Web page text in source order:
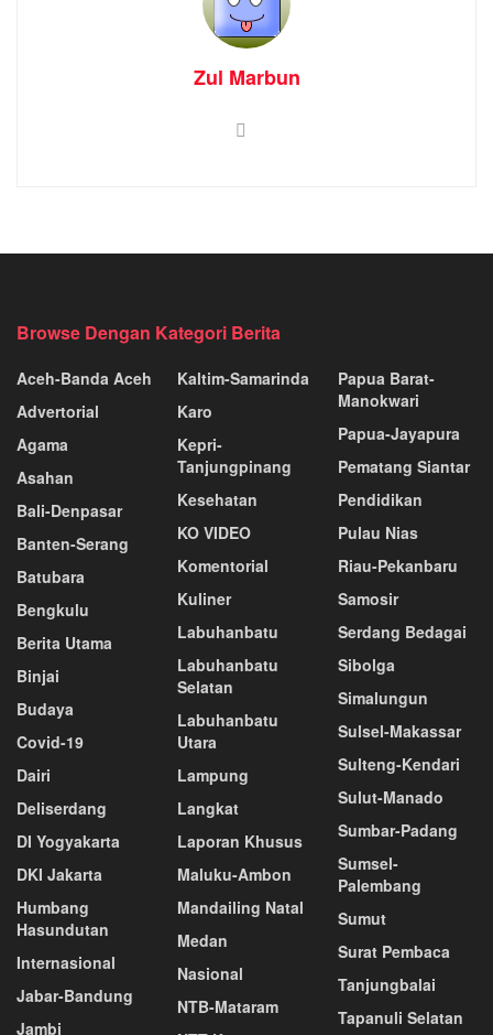
Zul Marbun
Browse Dengan Kategori Berita
Aceh-Banda Aceh
Advertorial
Agama
Asahan
Bali-Denpasar
Banten-Serang
Batubara
Bengkulu
Berita Utama
Binjai
Budaya
Covid-19
Dairi
Deliserdang
DI Yogyakarta
DKI Jakarta
Humbang
Hasundutan
Internasional
Jabar-Bandung
Jambi
Kaltim-Samarinda
Karo
Kepri-
Tanjungpinang
Kesehatan
KO VIDEO
Komentorial
Kuliner
Labuhanbatu
Labuhanbatu
Selatan
Labuhanbatu
Utara
Lampung
Langkat
Laporan Khusus
Maluku-Ambon
Mandailing Natal
Medan
Nasional
NTB-Mataram
Papua Barat-
Manokwari
Papua-Jayapura
Pematang Siantar
Pendidikan
Pulau Nias
Riau-Pekanbaru
Samosir
Serdang Bedagai
Sibolga
Simalungun
Sulsel-Makassar
Sulteng-Kendari
Sulut-Manado
Sumbar-Padang
Sumsel-
Palembang
Sumut
Surat Pembaca
Tanjungbalai
Tapanuli Selatan